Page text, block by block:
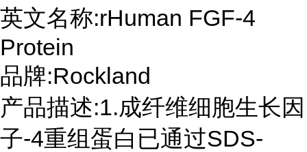
英文名称:rHuman FGF-4
Protein
品牌:Rockland
产品描述:1.成纤维细胞生长因
子-4重组蛋白已通过SDS-